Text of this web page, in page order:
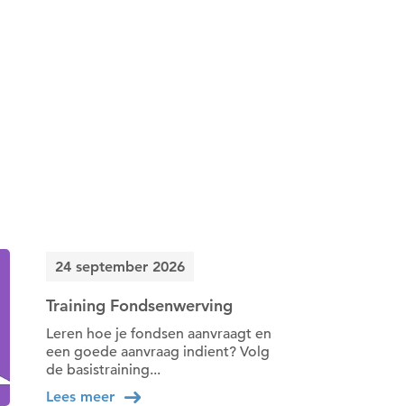
24 september 2026
Training Fondsenwerving
Leren hoe je fondsen aanvraagt en
een goede aanvraag indient? Volg
de basistraining...
Lees meer